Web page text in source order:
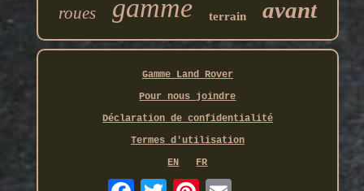
roues gamme terrain avant
Gamme Land Rover
Pour nous joindre
Déclaration de confidentialité
Termes d'utilisation
EN
FR